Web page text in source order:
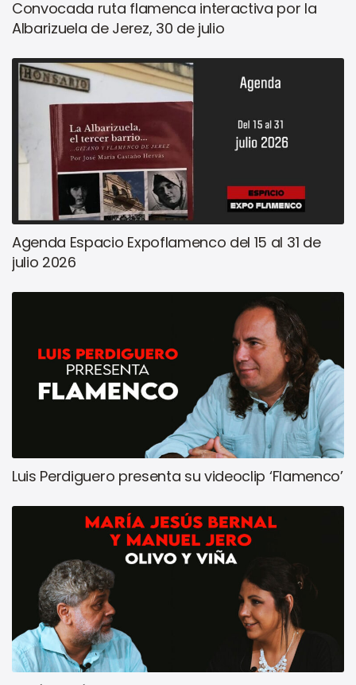
Convocada ruta flamenca interactiva por la
Albarizuela de Jerez, 30 de julio
Agenda Espacio Expoflamenco del 15 al 31 de
julio 2026
Luis Perdiguero presenta su videoclip ‘Flamenco’